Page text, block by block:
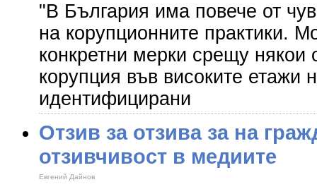
"В България има повече от
на корупционните практики.
конкретни мерки срещу някои
корупция във високите етажи
идентифицирани
Отзив за отзива за на
отзивчивост в медиите
Евгений Дайнов